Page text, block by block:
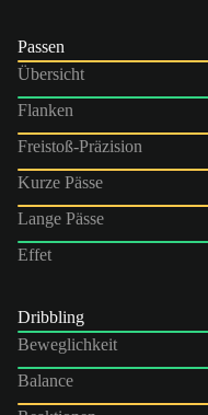
Passen
Übersicht
Flanken
Freistoß-Präzision
Kurze Pässe
Lange Pässe
Effet
Dribbling
Beweglichkeit
Balance